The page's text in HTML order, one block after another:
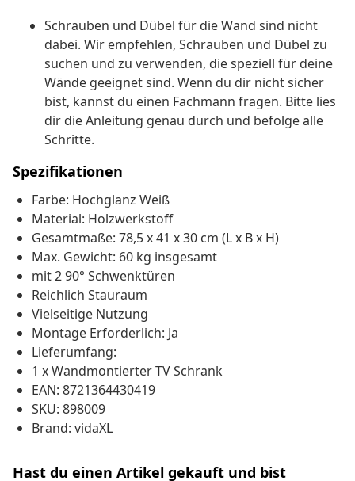
Schrauben und Dübel für die Wand sind nicht
dabei. Wir empfehlen, Schrauben und Dübel zu
suchen und zu verwenden, die speziell für deine
Wände geeignet sind. Wenn du dir nicht sicher
bist, kannst du einen Fachmann fragen. Bitte lies
dir die Anleitung genau durch und befolge alle
Schritte.
Spezifikationen
Farbe: Hochglanz Weiß
Material: Holzwerkstoff
Gesamtmaße: 78,5 x 41 x 30 cm (L x B x H)
Max. Gewicht: 60 kg insgesamt
mit 2 90° Schwenktüren
Reichlich Stauraum
Vielseitige Nutzung
Montage Erforderlich: Ja
Lieferumfang:
1 x Wandmontierter TV Schrank
EAN: 8721364430419
SKU: 898009
Brand: vidaXL
Hast du einen Artikel gekauft und bist